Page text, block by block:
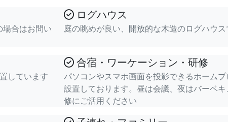
合はお問い
ログハウス
庭の眺めが良い、開放的な木造のログハウス
しています
合宿・ワーケーション・研修
パソコンやスマホ画面を投影できるホーム
設置しております。昼は会議、夜はバーベ
修にご活用ください